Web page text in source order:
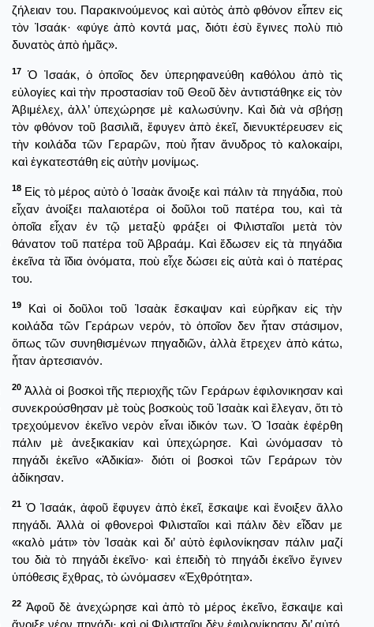
ζήλειαν του. Παρακινούμενος καὶ αὐτὸς ἀπὸ φθόνον εἶπεν εἰς
τὸν Ἰσαάκ· «φύγε ἀπὸ κοντά μας, διότι ἐσὺ ἔγινες πολὺ πιὸ
δυνατὸς ἀπὸ ἡμᾶς».
17
Ὁ Ἰσαάκ, ὁ ὁποῖος δεν ὑπερηφανεύθη καθόλου ἀπὸ τὶς
εὐλογίες καὶ τὴν προστασίαν τοῦ Θεοῦ δὲν ἀντιστάθηκε εἰς τὸν
Ἀβιμέλεχ, ἀλλ’ ὑπεχώρησε μὲ καλωσύνην. Καὶ διὰ νὰ σβήσῃ
τὸν φθόνον τοῦ βασιλιᾶ, ἔφυγεν ἀπὸ ἐκεῖ, διενυκτέρευσεν εἰς
τὴν κοιλάδα τῶν Γεραρῶν, ποὺ ἦταν ἄνυδρος τὸ καλοκαίρι,
καὶ ἐγκατεστάθη εἰς αὐτὴν μονίμως.
18 Εἰς τὸ μέρος αὐτὸ ὁ Ἰσαὰκ ἄνοιξε καὶ πάλιν τὰ πηγάδια, ποὺ
εἶχαν ἀνοίξει παλαιοτέρα οἱ δοῦλοι τοῦ πατέρα του, καὶ τὰ
ὁποῖα εἶχαν ἐν τῷ μεταξὺ φράξει οἰ Φιλισταῖοι μετὰ τὸν
θάνατον τοῦ πατέρα τοῦ Ἀβραάμ. Καὶ ἔδωσεν εἰς τὰ πηγάδια
ἐκεῖνα τὰ ἴδια ὀνόματα, ποὺ εἶχε δώσει εἰς αὐτὰ καὶ ὁ πατέρας
του.
19
Καὶ οἰ δοῦλοι τοῦ Ἰσαὰκ ἔσκαψαν καὶ εὑρῆκαν εἰς τὴν
κοιλάδα τῶν Γεράρων νερόν, τὸ ὁποῖον δεν ἦταν στάσιμον,
ὅπως τῶν συνηθισμένων πηγαδιῶν, ἀλλὰ ἔτρεχεν ἀπὸ κάτω,
ἦταν ἀρτεσιανόν.
20 Ἀλλὰ οἱ βοσκοὶ τῆς περιοχῆς τῶν Γεράρων ἐφιλονικησαν καὶ
συνεκρούσθησαν μὲ τοὺς βοσκοὺς τοῦ Ἰσαὰκ καὶ ἔλεγαν, ὅτι τὸ
τρεχούμενον ἐκεῖνο νερὸν εἶναι ἰδικόν των. Ὁ Ἰσαὰκ ἐφέρθη
πάλιν μὲ ἀνεξικακίαν καὶ ὑπεχώρησε. Καὶ ὠνόμασαν τὸ
πηγάδι ἐκεῖνο «Ἀδικία»· διότι οἱ βοσκοὶ τῶν Γεράρων τὸν
ἀδίκησαν.
21 Ὁ Ἰσαάκ, ἀφοῦ ἔφυγεν ἀπὸ ἐκεῖ, ἔσκαψε καὶ ἔνοιξεν ἄλλο
πηγάδι. Ἀλλὰ οἱ φθονεροὶ Φιλισταῖοι καὶ πάλιν δὲν εἶδαν με
«καλὸ μάτι» τὸν Ἰσαὰκ καὶ δι’ αὐτὸ ἐφιλονίκησαν πάλιν μαζί
του διὰ τὸ πηγάδι ἐκεῖνο· καὶ ἐπειδὴ τὸ πηγάδι ἐκεῖνο ἔγινεν
ὑπόθεσις ἔχθρας, τὸ ὠνόμασεν «Ἐχθρότητα».
22 Ἀφοῦ δὲ ἀνεχώρησε καὶ ἀπὸ τὸ μέρος ἐκεῖνο, ἔσκαψε καὶ
ἄνοιξε νέον πηγάδι· καὶ οἱ Φιλισταῖοι δὲν ἐφιλονίκησαν δι’ αὐτό.